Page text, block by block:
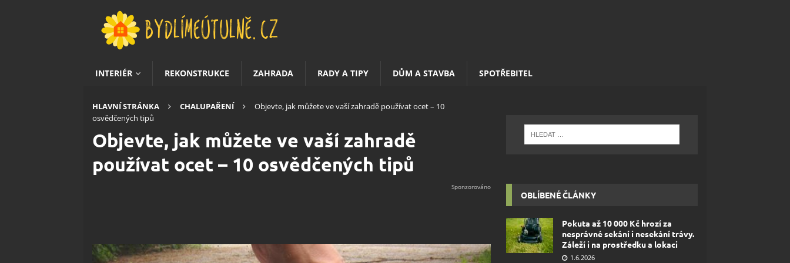
INTERIÉR REKONSTRUKCE ZAHRADA RADY A TIPY DŮM A STAVBA SPOTŘEBITEL
HLAVNÍ STRÁNKA CHALUPAŘENÍ
Objevte, jak můžete ve vaší zahradě používat ocet – 10
osvědčených tipů
Objevte, jak můžete ve vaší zahradě
používat ocet – 10 osvědčených tipů
OBLÍBENÉ ČLÁNKY
Pokuta až 10 000 Kč hrozí za
nesprávné sekání i nesekání trávy.
Záleží i na prostředku a lokaci
1.6.2026